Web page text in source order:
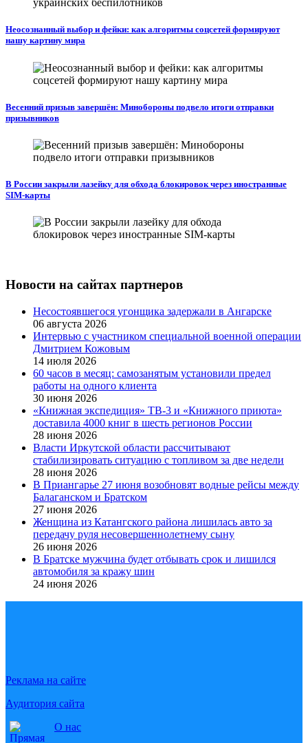
Неосознанный выбор и фейки: как алгоритмы соцсетей формируют
нашу картину мира
Весенний призыв завершён: Минобороны подвело итоги отправки
призывников
В России закрыли лазейку для обхода блокировок через иностранные
SIM-карты
Новости на сайтах партнеров
Несостоявшегося угонщика задержали в Ангарске
06 августа 2026
Интервью с участником специальной военной операции
Дмитрием Кожовым
14 июля 2026
60 часов в месяц: самозанятым установили предел
работы на одного клиента
30 июня 2026
«Книжная экспедиция» ТВ-3 и «Книжного приюта»
доставила 4000 книг в шесть регионов России
28 июня 2026
Власти Иркутской области рассчитывают
стабилизировать ситуацию с топливом за две недели
28 июня 2026
В Приангарье 27 июня возобновят водные рейсы между
Балаганском и Братском
27 июня 2026
Женщина из Катангского района лишилась авто за
передачу руля несовершеннолетнему сыну
26 июня 2026
В Братске мужчина будет отбывать срок и лишился
автомобиля за кражу шин
24 июня 2026
Реклама на сайте
Аудитория сайта
О нас